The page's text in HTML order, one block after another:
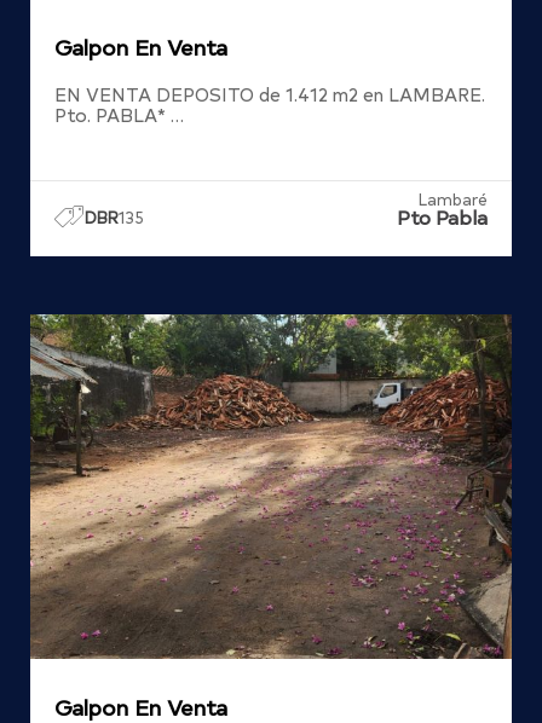
Galpon En Venta
EN VENTA DEPOSITO de 1.412 m2 en LAMBARE.
Pto. PABLA* …
DBR135
Lambaré
Pto Pabla
Galpon En Venta